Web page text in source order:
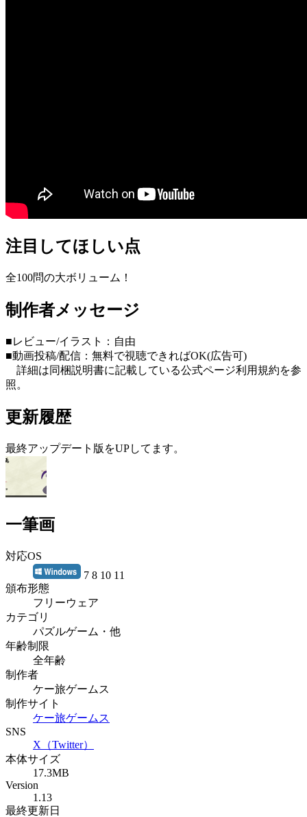
注目してほしい点
全100問の大ボリューム！
制作者メッセージ
■レビュー/イラスト：自由
■動画投稿/配信：無料で視聴できればOK(広告可)
詳細は同梱説明書に記載している公式ページ利用規約を参
照。
更新履歴
最終アップデート版をUPしてます。
一筆画
対応OS
7 8 10 11
頒布形態
フリーウェア
カテゴリ
パズルゲーム・他
年齢制限
全年齢
制作者
ケー旅ゲームス
制作サイト
ケー旅ゲームス
SNS
X（Twitter）
本体サイズ
17.3MB
Version
1.13
最終更新日